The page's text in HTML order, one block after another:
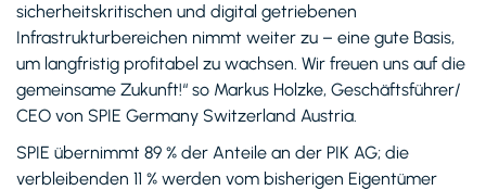
sicherheitskritischen und digital getriebenen
Infrastrukturbereichen nimmt weiter zu – eine gute Basis,
um langfristig profitabel zu wachsen. Wir freuen uns auf die
gemeinsame Zukunft!“ so Markus Holzke, Geschäftsführer/
CEO von SPIE Germany Switzerland Austria.
SPIE übernimmt 89 % der Anteile an der PIK AG; die
verbleibenden 11 % werden vom bisherigen Eigentümer